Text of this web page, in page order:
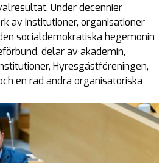
Under decennier
av institutioner, organisationer
socialdemokratiska hegemonin
delar av akademin,
Hyresgästföreningen,
en rad andra organisatoriska